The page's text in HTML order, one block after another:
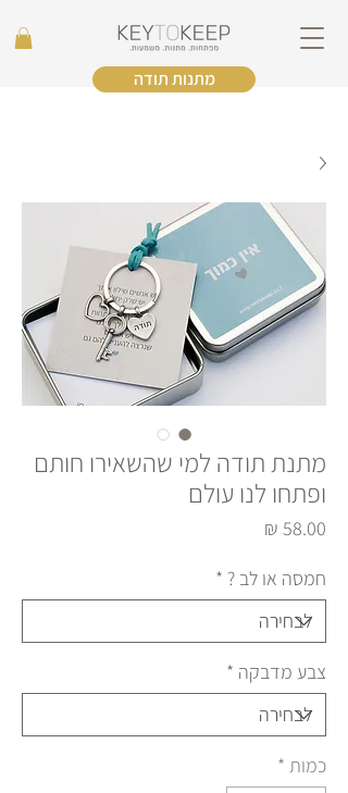
מתנות תודה
מתנת תודה למי שהשאירו חותם
ופתחו לנו עולם
חמסה או לב ? *
צבע מדבקה *
כמות *